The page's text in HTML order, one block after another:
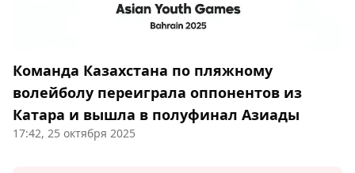
Команда Казахстана по пляжному
волейболу переиграла оппонентов из
Катара и вышла в полуфинал Азиады
17:42, 25 октября 2025